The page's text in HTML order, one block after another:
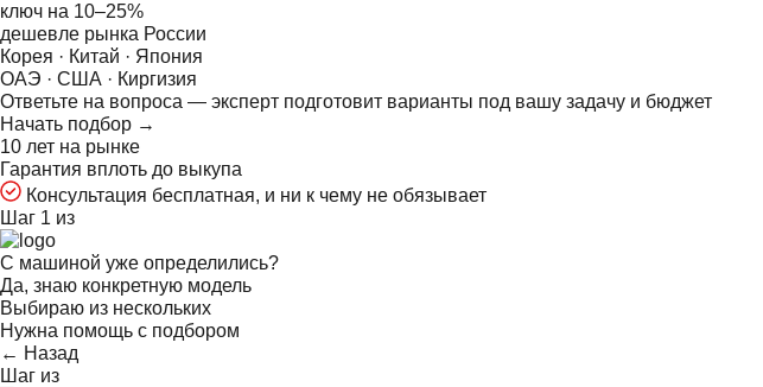
ключ на 10–25%
дешевле рынка России
Корея · Китай · Япония
ОАЭ · США · Киргизия
Ответьте на вопроса — эксперт подготовит варианты под вашу задачу и бюджет
Начать подбор →
10 лет на рынке
Гарантия вплоть до выкупа
Консультация бесплатная, и ни к чему не обязывает
Шаг 1 из
С машиной уже определились?
Да, знаю конкретную модель
Выбираю из нескольких
Нужна помощь с подбором
← Назад
Шаг из